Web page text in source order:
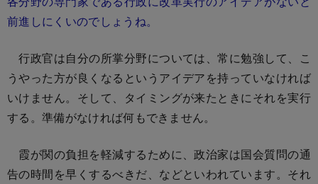
前進しにくいのでしょうね。
行政官は自分の所掌分野については、常に勉強して、こ
うやった方が良くなるというアイデアを持っていなければ
いけません。そして、タイミングが来たときにそれを実行
する。準備がなければ何もできません。
霞が関の負担を軽減するために、政治家は国会質問の通
告の時間を早くするべきだ、などといわれています。それ